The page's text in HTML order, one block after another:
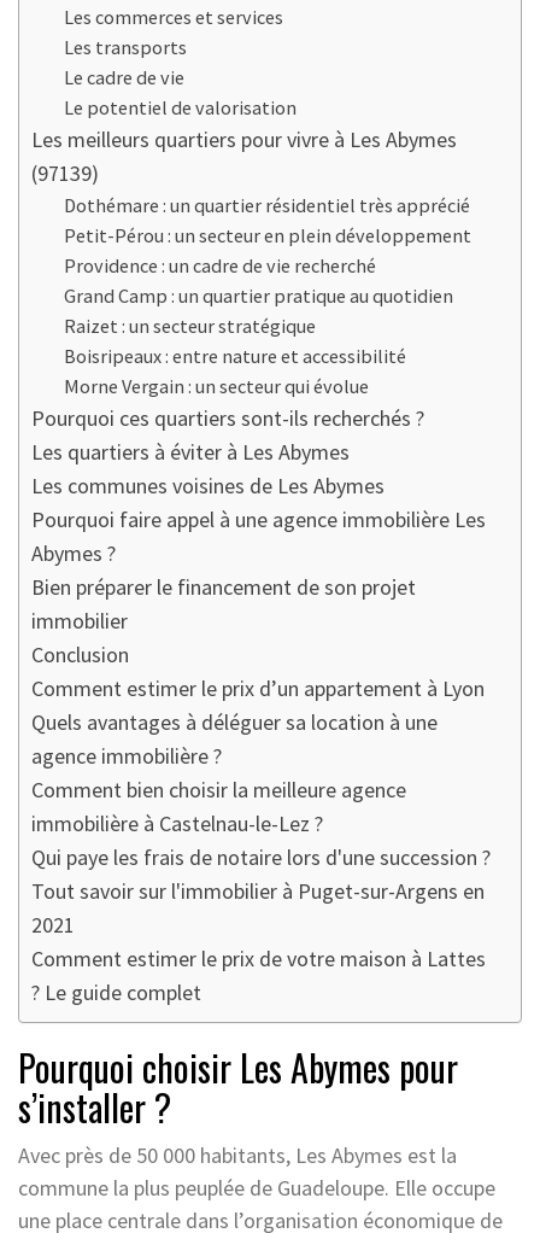
Les commerces et services
Les transports
Le cadre de vie
Le potentiel de valorisation
Les meilleurs quartiers pour vivre à Les Abymes
(97139)
Dothémare : un quartier résidentiel très apprécié
Petit-Pérou : un secteur en plein développement
Providence : un cadre de vie recherché
Grand Camp : un quartier pratique au quotidien
Raizet : un secteur stratégique
Boisripeaux : entre nature et accessibilité
Morne Vergain : un secteur qui évolue
Pourquoi ces quartiers sont-ils recherchés ?
Les quartiers à éviter à Les Abymes
Les communes voisines de Les Abymes
Pourquoi faire appel à une agence immobilière Les
Abymes ?
Bien préparer le financement de son projet
immobilier
Conclusion
Comment estimer le prix d’un appartement à Lyon
Quels avantages à déléguer sa location à une
agence immobilière ?
Comment bien choisir la meilleure agence
immobilière à Castelnau-le-Lez ?
Qui paye les frais de notaire lors d'une succession ?
Tout savoir sur l'immobilier à Puget-sur-Argens en
2021
Comment estimer le prix de votre maison à Lattes
? Le guide complet
Pourquoi choisir Les Abymes pour
s’installer ?
Avec près de 50 000 habitants, Les Abymes est la
commune la plus peuplée de Guadeloupe. Elle occupe
une place centrale dans l’organisation économique de